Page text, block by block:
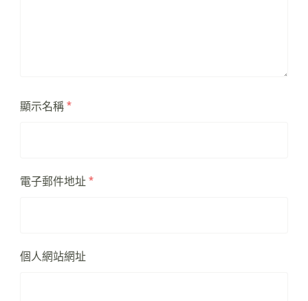
顯示名稱 *
電子郵件地址 *
個人網站網址